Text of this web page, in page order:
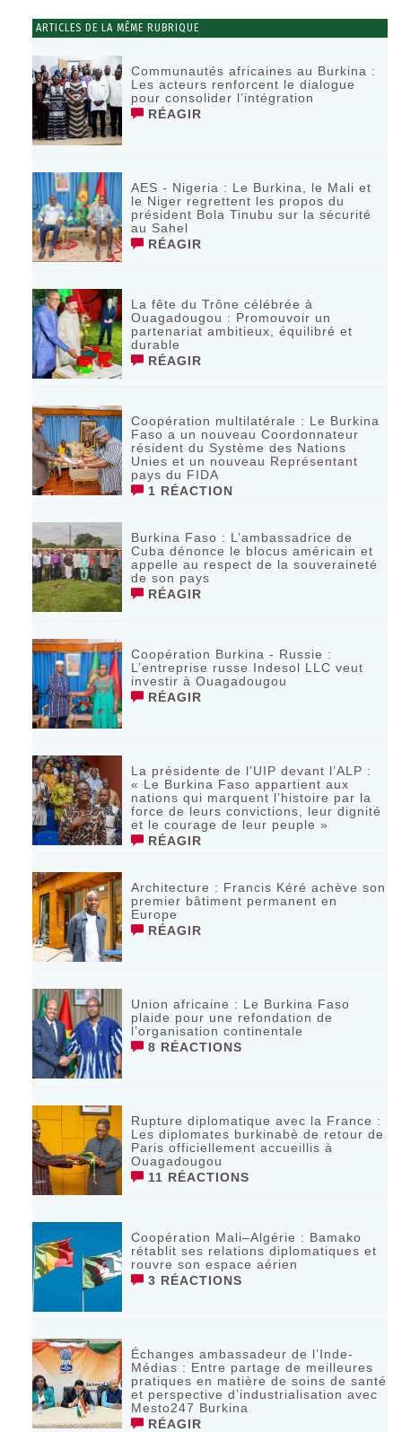
ARTICLES DE LA MÊME RUBRIQUE
Communautés africaines au Burkina :
Les acteurs renforcent le dialogue
pour consolider l’intégration
RÉAGIR
AES - Nigeria : Le Burkina, le Mali et
le Niger regrettent les propos du
président Bola Tinubu sur la sécurité
au Sahel
RÉAGIR
La fête du Trône célébrée à
Ouagadougou : Promouvoir un
partenariat ambitieux, équilibré et
durable
RÉAGIR
Coopération multilatérale : Le Burkina
Faso a un nouveau Coordonnateur
résident du Système des Nations
Unies et un nouveau Représentant
pays du FIDA
1 RÉACTION
Burkina Faso : L’ambassadrice de
Cuba dénonce le blocus américain et
appelle au respect de la souveraineté
de son pays
RÉAGIR
Coopération Burkina - Russie :
L’entreprise russe Indesol LLC veut
investir à Ouagadougou
RÉAGIR
La présidente de l’UIP devant l’ALP :
« Le Burkina Faso appartient aux
nations qui marquent l’histoire par la
force de leurs convictions, leur dignité
et le courage de leur peuple »
RÉAGIR
‎Architecture : Francis Kéré achève son
premier bâtiment permanent en
Europe
RÉAGIR
Union africaine : Le Burkina Faso
plaide pour une refondation de
l’organisation continentale‎
8 RÉACTIONS
Rupture diplomatique avec la France :
Les diplomates burkinabè de retour de
Paris officiellement accueillis à
Ouagadougou
11 RÉACTIONS
Coopération Mali–Algérie : Bamako
rétablit ses relations diplomatiques et
rouvre son espace aérien
3 RÉACTIONS
Échanges ambassadeur de l’Inde-
Médias : Entre partage de meilleures
pratiques en matière de soins de santé
et perspective d’industrialisation avec
Mesto247 Burkina
RÉAGIR